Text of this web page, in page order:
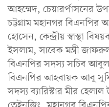
আহম্মেদ, চেয়ারর্পাসনের
চট্টগ্রাম মহানগর বিএনপির
হোসেন, কেন্দ্রীয় স্বাস্থা
ইসলাম, সাবেক মন্ত্রী
বিএনপির সদস্য সচিব আবুল
বিএনপির আহবায়ক আবু
সদস্য ব্যারিস্টার মীর